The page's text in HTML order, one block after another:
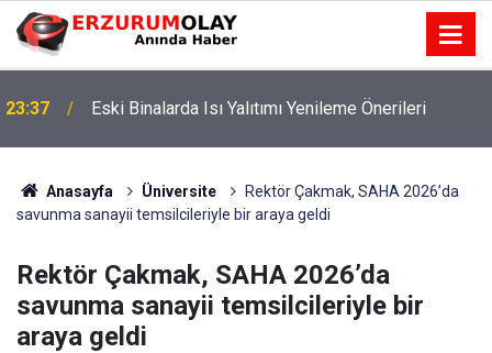
23:37 Eski Binalarda Isı Yalıtımı Yenileme Önerileri
Anasayfa Üniversite
Rektör Çakmak, SAHA 2026’da
savunma sanayii temsilcileriyle bir araya geldi
Rektör Çakmak, SAHA 2026’da
savunma sanayii temsilcileriyle bir
araya geldi